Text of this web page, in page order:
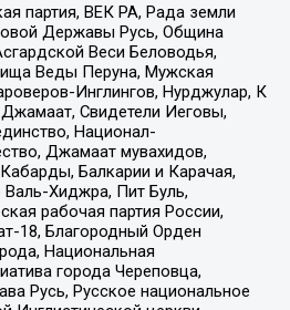
партия, ВЕК РА, Рада земли
Державы Русь, Община
Веси Беловодья,
Веды Перуна, Мужская
Инглингов, Нурджулар, К
Свидетели Иеговы,
Национал-
Джамаат мувахидов,
Балкарии и Карачая,
Хиджра, Пит Буль,
рабочая партия России,
18, Благородный Орден
Национальная
города Череповца,
Русь, Русское национальное